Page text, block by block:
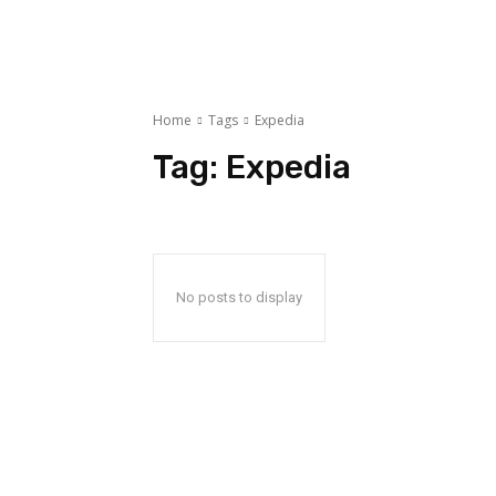
Home Tags Expedia
Tag: Expedia
No posts to display